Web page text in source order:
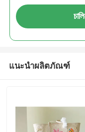
แนะนำผลิตภัณฑ์